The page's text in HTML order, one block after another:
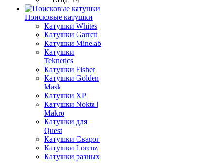
Поисковые катушки
Катушки Whites
Катушки Garrett
Катушки Minelab
Катушки
Teknetics
Катушки Fisher
Катушки Golden
Mask
Катушки XP
Катушки Nokta |
Makro
Катушки для
Quest
Катушки Сварог
Катушки Lorenz
Катушки разных